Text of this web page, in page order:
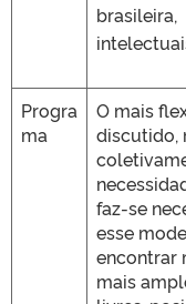
Progra
ma
O mais
discutido,
faz-se
esse
encontrar
mais